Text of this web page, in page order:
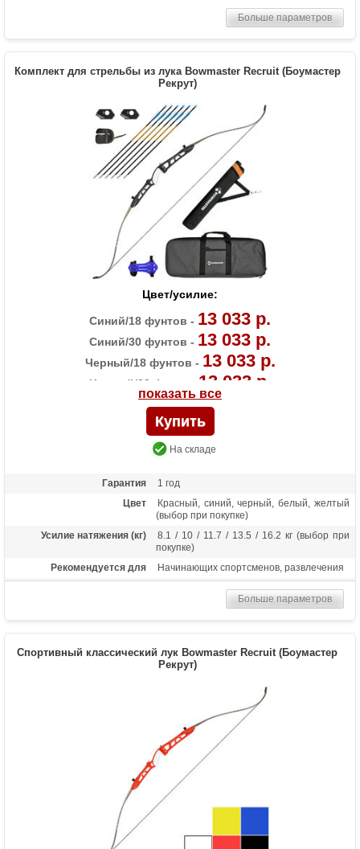
Рукоять, плечи, тетива, полочка, 6 стрел
Bowmaster, крага, напалечник, чехол-
сумка, колчан для стрел (текущий цвет
аксессуаров уточните у менеджера)
Масса (кг)
1.3
Рукоятка - алюминий, плечи - дерево с
ламинатом
Назначение
Развлечение, спорт
Особенности
Длина рукояти 23 дюйма
Больше параметров
Комплект для стрельбы из лука Bowmaster Recruit (Боумастер
Рекрут)
Цвет/усилие:
Синий/18 фунтов - 13 033 р.
Синий/30 фунтов - 13 033 р.
Черный/18 фунтов - 13 033 р.
Черный/22 фунта - 13 033 р.
Черный/30 фунтов -13 033 р.
Черный/36 фунтов -13 033 р.
показать все
На складе
Гарантия
1 год
Цвет
Красный, синий, черный, белый, желтый
(выбор при покупке)
Усилие натяжения (кг)
8.1 / 10 / 11.7 / 13.5 / 16.2 кг (выбор при
покупке)
Рекомендуется для
Начинающих спортсменов, развлечения
Рукоять, плечи, тетива, 2 полочки, 6
стрел Bowmaster, крага, напалечник,
чехол-сумка, колчан для стрел (текущий
1.3
Рукоятка - алюминий, плечи - дерево с
Развлечение, спорт
Длина рукояти 23 дюйма
Больше параметров
Спортивный классический лук Bowmaster Recruit (Боумастер
Рекрут)